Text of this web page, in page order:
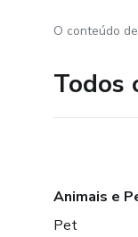
O conteúdo
Todos
Animais e
Pet